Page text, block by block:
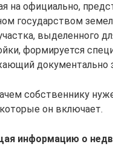
на официально,
государством
выделенного
формируется
документально
собственнику
он включает.
информацию о